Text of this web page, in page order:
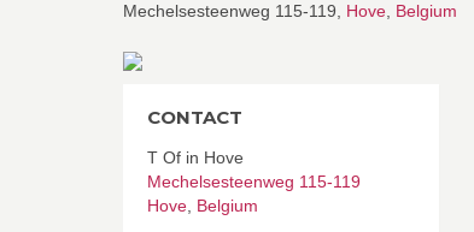
Mechelsesteenweg 115-119, Hove Belgium
CONTACT
T Of in Hove
Mechelsesteenweg 115-119
Hove Belgium